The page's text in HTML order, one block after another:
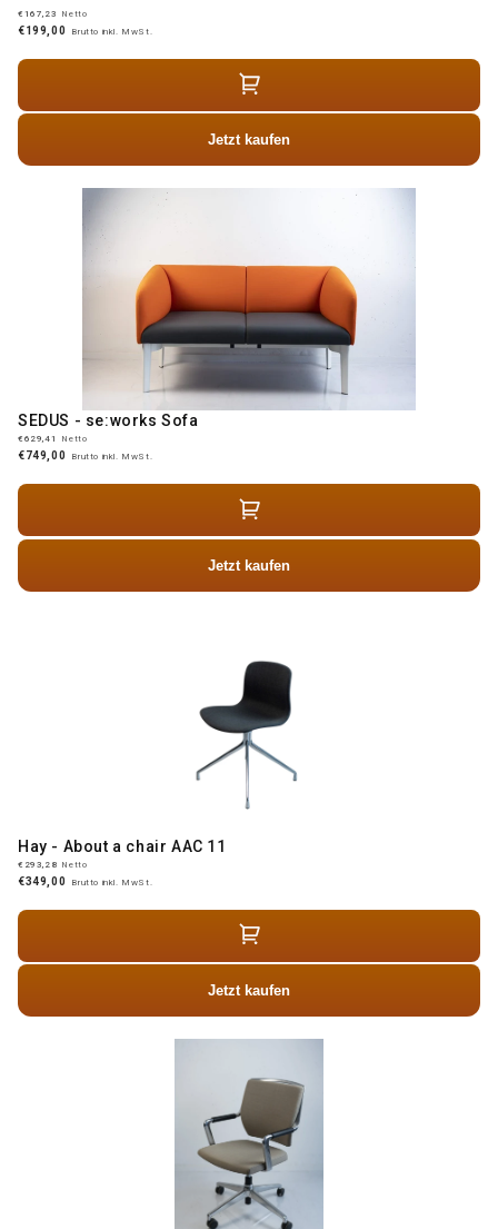
€167,23
Netto
€199,00 Brutto inkl. MwSt.
Jetzt kaufen
SEDUS - se:works Sofa
€629,41 Netto
€749,00 Brutto inkl. MwSt.
Jetzt kaufen
Hay - About a chair AAC 11
€293,28 Netto
€349,00 Brutto inkl. MwSt.
Jetzt kaufen